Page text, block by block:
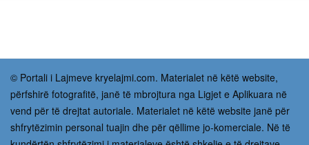
© Portali i Lajmeve kryelajmi.com. Materialet në këtë website,
përfshirë fotografitë, janë të mbrojtura nga Ligjet e Aplikuara në
vend për të drejtat autoriale. Materialet në këtë website janë për
shfrytëzimin personal tuajin dhe për qëllime jo-komerciale. Në të